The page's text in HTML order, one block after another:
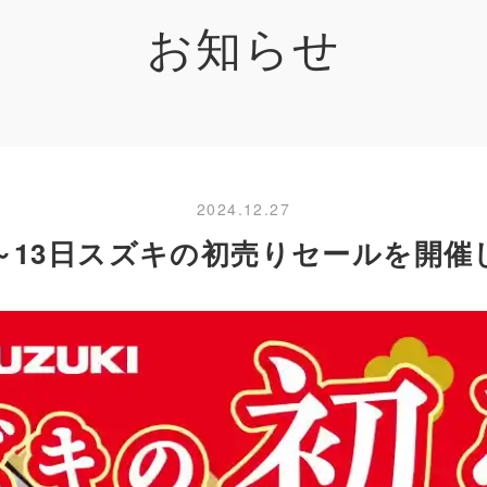
お知らせ
2024.12.27
13日スズキの初売りセールを開催